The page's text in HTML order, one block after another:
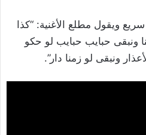
سريع ويقول مطلع الأغنية: “كذا
ونبقى حبايب حبايب لو حكو
ونبقى لو زمنا دار”.